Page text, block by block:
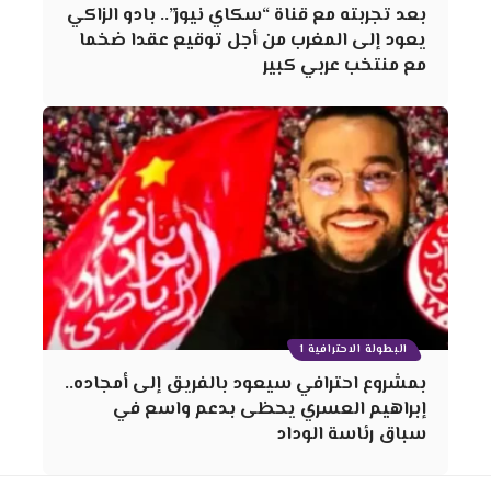
بعد تجربته مع قناة “سكاي نيوز”.. بادو الزاكي
يعود إلى المغرب من أجل توقيع عقدا ضخما
مع منتخب عربي كبير
البطولة الاحترافية 1
بمشروع احترافي سيعود بالفريق إلى أمجاده..
إبراهيم العسري يحظى بدعم واسع في
سباق رئاسة الوداد